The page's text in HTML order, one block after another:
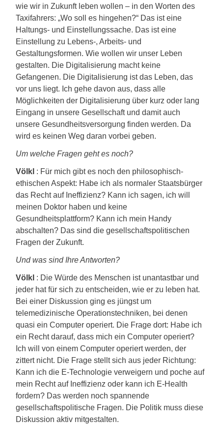
wie wir in Zukunft leben wollen – in den Worten des
Taxifahrers: „Wo soll es hingehen?“ Das ist eine
Haltungs- und Einstellungssache. Das ist eine
Einstellung zu Lebens-, Arbeits- und
Gestaltungsformen. Wie wollen wir unser Leben
gestalten. Die Digitalisierung macht keine
Gefangenen. Die Digitalisierung ist das Leben, das
vor uns liegt. Ich gehe davon aus, dass alle
Möglichkeiten der Digitalisierung über kurz oder lang
Eingang in unsere Gesellschaft und damit auch
unsere Gesundheitsversorgung finden werden. Da
wird es keinen Weg daran vorbei geben.
Um welche Fragen geht es noch?
Völkl : Für mich gibt es noch den philosophisch-
ethischen Aspekt: Habe ich als normaler Staatsbürger
das Recht auf Ineffizienz? Kann ich sagen, ich will
meinen Doktor haben und keine
Gesundheitsplattform? Kann ich mein Handy
abschalten? Das sind die gesellschaftspolitischen
Fragen der Zukunft.
Und was sind Ihre Antworten?
Völkl : Die Würde des Menschen ist unantastbar und
jeder hat für sich zu entscheiden, wie er zu leben hat.
Bei einer Diskussion ging es jüngst um
telemedizinische Operationstechniken, bei denen
quasi ein Computer operiert. Die Frage dort: Habe ich
ein Recht darauf, dass mich ein Computer operiert?
Ich will von einem Computer operiert werden, der
zittert nicht. Die Frage stellt sich aus jeder Richtung:
Kann ich die E-Technologie verweigern und poche auf
mein Recht auf Ineffizienz oder kann ich E-Health
fordern? Das werden noch spannende
gesellschaftspolitische Fragen. Die Politik muss diese
Diskussion aktiv mitgestalten.